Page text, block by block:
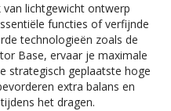
lichtgewicht ontwerp
functies of verfijnde
technologieën zoals de
Base, ervaar je maximale
strategisch geplaatste hoge
extra balans en
het dragen.